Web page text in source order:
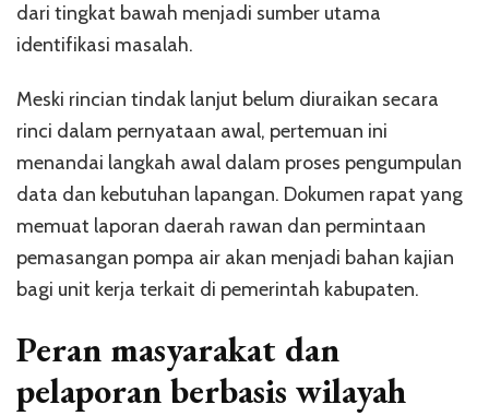
dari tingkat bawah menjadi sumber utama
identifikasi masalah.
Meski rincian tindak lanjut belum diuraikan secara
rinci dalam pernyataan awal, pertemuan ini
menandai langkah awal dalam proses pengumpulan
data dan kebutuhan lapangan. Dokumen rapat yang
memuat laporan daerah rawan dan permintaan
pemasangan pompa air akan menjadi bahan kajian
bagi unit kerja terkait di pemerintah kabupaten.
Peran masyarakat dan
pelaporan berbasis wilayah